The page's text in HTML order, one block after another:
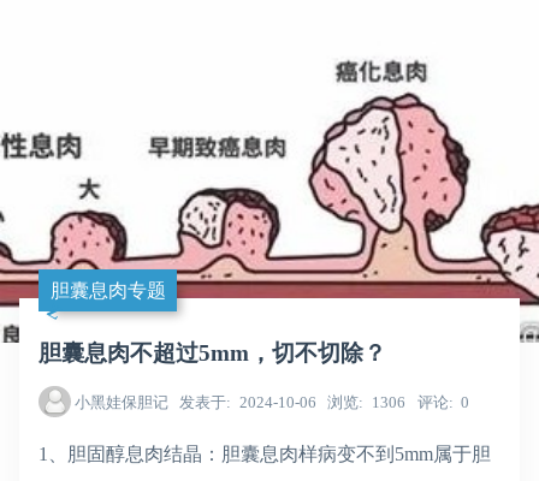
胆囊息肉专题
胆囊息肉不超过5mm，切不切除？
小黑娃保胆记 发表于 2024-10-06 浏览 1306 评论 0
1、胆固醇息肉结晶：胆囊息肉样病变不到5mm属于胆